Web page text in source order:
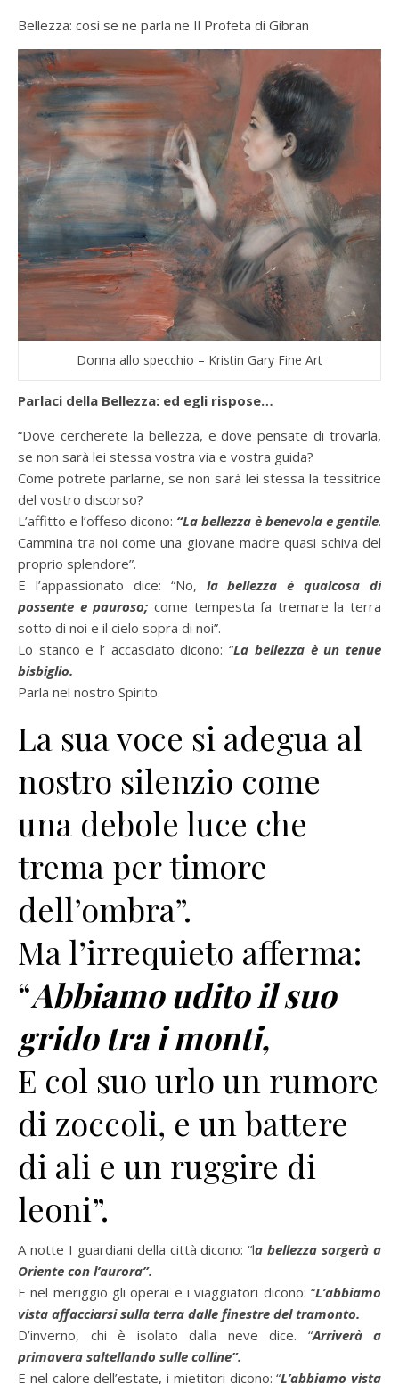
Bellezza: così se ne parla ne Il Profeta di Gibran
Donna allo specchio – Kristin Gary Fine Art
Parlaci della Bellezza: ed egli rispose…
“Dove cercherete la bellezza, e dove pensate di trovarla,
se non sarà lei stessa vostra via e vostra guida?
Come potrete parlarne, se non sarà lei stessa la tessitrice
del vostro discorso?
L’affitto e l’offeso dicono: “La bellezza è benevola e gentile.
Cammina tra noi come una giovane madre quasi schiva del
proprio splendore”.
E l’appassionato dice: “No, la bellezza è qualcosa di
possente e pauroso; come tempesta fa tremare la terra
sotto di noi e il cielo sopra di noi”.
Lo stanco e l’ accasciato dicono: “La bellezza è un tenue
bisbiglio.
Parla nel nostro Spirito.
La sua voce si adegua al
nostro silenzio come
una debole luce che
trema per timore
dell’ombra”.
Ma l’irrequieto afferma:
“Abbiamo udito il suo
grido tra i monti,
E col suo urlo un rumore
di zoccoli, e un battere
di ali e un ruggire di
leoni”.
A notte I guardiani della città dicono: “la bellezza sorgerà a
Oriente con l’aurora”.
E nel meriggio gli operai e i viaggiatori dicono: “L’abbiamo
vista affacciarsi sulla terra dalle finestre del tramonto.
D’inverno, chi è isolato dalla neve dice. “Arriverà a
primavera saltellando sulle colline”.
E nel calore dell’estate, i mietitori dicono: “L’abbiamo vista